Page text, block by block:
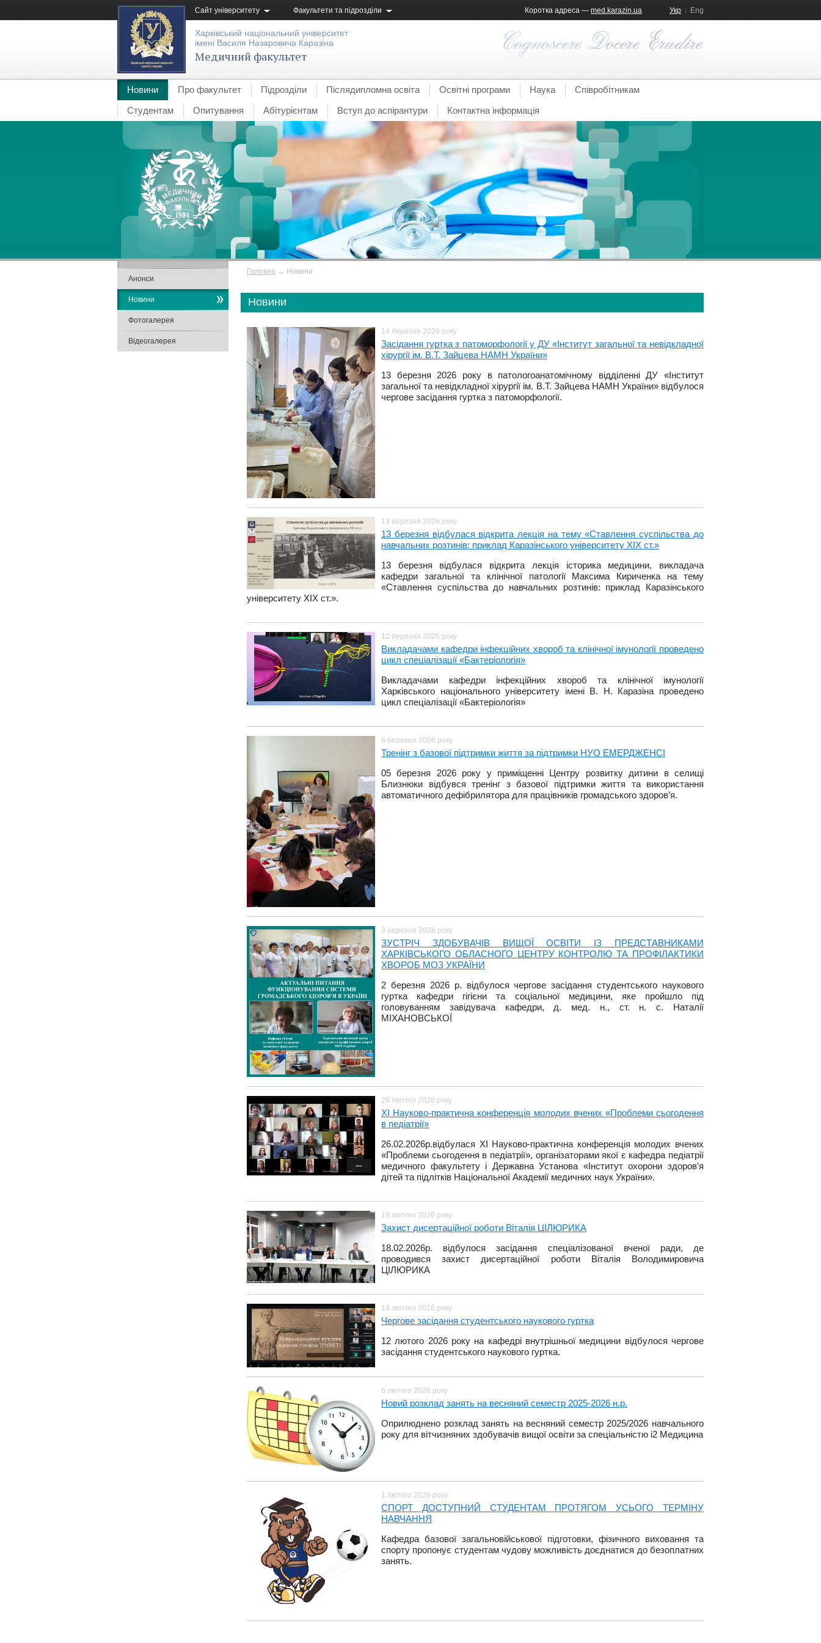
Сайт університету Факультети та підрозділи Укр Eng
Коротка адреса — med.karazin.ua
Харківський національний університет
імені Василя Назаровича Каразіна
Медичний факультет
Новини Про факультет Підрозділи Післядипломна освіта Освітні програми Наука
Співробітникам
Студентам
Опитування Абітурієнтам Вступ до аспірантури Контактна інформація
Головна → Новини
Новини
14 березня 2026 року
Засідання гуртка з патоморфології у ДУ «Інститут загальної та невідкладної
хірургії ім. В.Т. Зайцева НАМН України»
13 березня 2026 року в патологоанатомічному відділенні ДУ «Інститут
загальної та невідкладної хірургії ім. В.Т. Зайцева НАМН України» відбулося
чергове засідання гуртка з патоморфології.
13 березня 2026 року
13 березня відбулася відкрита лекція на тему «Ставлення суспільства до
навчальних розтинів: приклад Каразінського університету ХІХ ст.»
13 березня відбулася відкрита лекція історика медицини, викладача
кафедри загальної та клінічної патології Максима Кириченка на тему
«Ставлення суспільства до навчальних розтинів: приклад Каразінського
університету ХІХ ст.».
12 березня 2026 року
Викладачами кафедри інфекційних хвороб та клінічної імунології проведено
цикл спеціалізації «Бактеріологія»
Викладачами кафедри інфекційних хвороб та клінічної імунології
Харківського національного університету імені В. Н. Каразіна проведено
цикл спеціалізації «Бактеріологія»
6 березня 2026 року
Тренінг з базової підтримки життя за підтримки НУО ЕМЕРДЖЕНСІ
05 березня 2026 року у приміщенні Центру розвитку дитини в селищі
Близнюки відбувся тренінг з базової підтримки життя та використання
автоматичного дефібрилятора для працівників громадського здоров’я.
3 березня 2026 року
ЗУСТРІЧ ЗДОБУВАЧІВ ВИЩОЇ ОСВІТИ ІЗ ПРЕДСТАВНИКАМИ
ХАРКІВСЬКОГО ОБЛАСНОГО ЦЕНТРУ КОНТРОЛЮ ТА ПРОФІЛАКТИКИ
ХВОРОБ МОЗ УКРАЇНИ
2 березня 2026 р. відбулося чергове засідання студентського наукового
гуртка кафедри гігієни та соціальної медицини, яке пройшло під
головуванням завідувача кафедри, д. мед. н., ст. н. с. Наталії
МІХАНОВСЬКОЇ
26 лютого 2026 року
ХІ Науково-практична конференція молодих вчених «Проблеми сьогодення
в педіатрії»
26.02.2026р.відбулася ХІ Науково-практична конференція молодих вчених
«Проблеми сьогодення в педіатрії», організаторами якої є кафедра педіатрії
медичного факультету і Державна Установа «Інститут охорони здоров’я
дітей та підлітків Національної Академії медичних наук України».
19 лютого 2026 року
Захист дисертаційної роботи Віталія ЦІЛЮРИКА
18.02.2026р. відбулося засідання спеціалізованої вченої ради, де
проводився захист дисертаційної роботи Віталія Володимировича
ЦІЛЮРИКА
13 лютого 2026 року
Чергове засідання студентського наукового гуртка
12 лютого 2026 року на кафедрі внутрішньої медицини відбулося чергове
засідання студентського наукового гуртка.
6 лютого 2026 року
Новий розклад занять на весняний семестр 2025-2026 н.р.
Оприлюднено розклад занять на весняний семестр 2025/2026 навчального
року для вітчизняних здобувачів вищої освіти за спеціальністю і2 Медицина
1 лютого 2026 року
СПОРТ ДОСТУПНИЙ СТУДЕНТАМ ПРОТЯГОМ УСЬОГО ТЕРМІНУ
НАВЧАННЯ
Кафедра базової загальновійськової підготовки, фізичного виховання та
спорту пропонує студентам чудову можливість доєднатися до безоплатних
занять.
Анонси
Новини
Фотогалерея
Відеогалерея